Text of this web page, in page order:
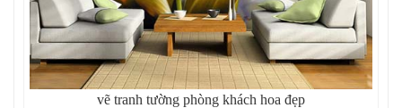
vẽ tranh tường phòng khách hoa đẹp